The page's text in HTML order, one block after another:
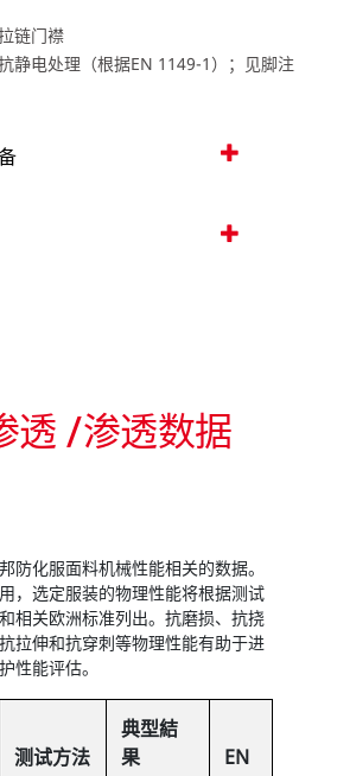
链门襟
静电处理（根据EN 1149-1）；见脚注
透 /渗透数据
防化服面料机械性能相关的数据。
，选定服装的物理性能将根据测试
相关欧洲标准列出。抗磨损、抗挠
拉伸和抗穿刺等物理性能有助于进
性能评估。
测试方法
典型結
果
EN